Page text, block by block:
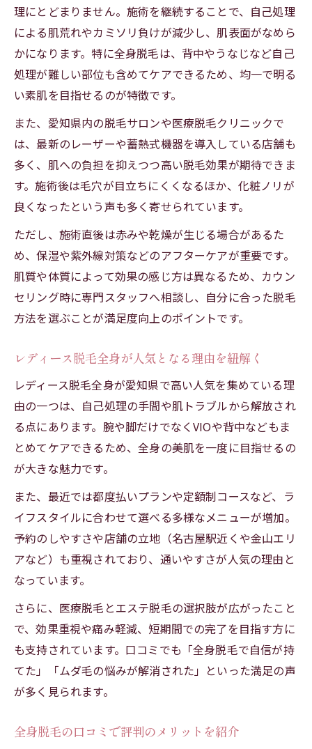
理にとどまりません。施術を継続することで、自己処理
による肌荒れやカミソリ負けが減少し、肌表面がなめら
かになります。特に全身脱毛は、背中やうなじなど自己
処理が難しい部位も含めてケアできるため、均一で明る
い素肌を目指せるのが特徴です。
また、愛知県内の脱毛サロンや医療脱毛クリニックで
は、最新のレーザーや蓄熱式機器を導入している店舗も
多く、肌への負担を抑えつつ高い脱毛効果が期待できま
す。施術後は毛穴が目立ちにくくなるほか、化粧ノリが
良くなったという声も多く寄せられています。
ただし、施術直後は赤みや乾燥が生じる場合があるた
め、保湿や紫外線対策などのアフターケアが重要です。
肌質や体質によって効果の感じ方は異なるため、カウン
セリング時に専門スタッフへ相談し、自分に合った脱毛
方法を選ぶことが満足度向上のポイントです。
レディース脱毛全身が人気となる理由を紐解く
レディース脱毛全身が愛知県で高い人気を集めている理
由の一つは、自己処理の手間や肌トラブルから解放され
る点にあります。腕や脚だけでなくVIOや背中などもま
とめてケアできるため、全身の美肌を一度に目指せるの
が大きな魅力です。
また、最近では都度払いプランや定額制コースなど、ラ
イフスタイルに合わせて選べる多様なメニューが増加。
予約のしやすさや店舗の立地（名古屋駅近くや金山エリ
アなど）も重視されており、通いやすさが人気の理由と
なっています。
さらに、医療脱毛とエステ脱毛の選択肢が広がったこと
で、効果重視や痛み軽減、短期間での完了を目指す方に
も支持されています。口コミでも「全身脱毛で自信が持
てた」「ムダ毛の悩みが解消された」といった満足の声
が多く見られます。
全身脱毛の口コミで評判のメリットを紹介